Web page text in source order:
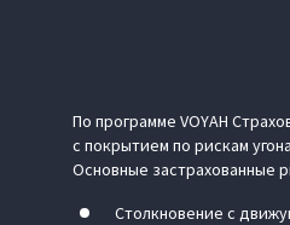
По программе VOYAH
с покрытием по рискам
Основные застрахованные
Столкновение с